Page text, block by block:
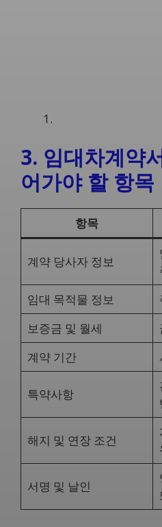
3. 임대차계약
어가야 할 항목
항목
계약 당사자 정보
임대 목적물 정보
보증금 및 월세
계약 기간
특약사항
해지 및 연장 조건
서명 및 날인